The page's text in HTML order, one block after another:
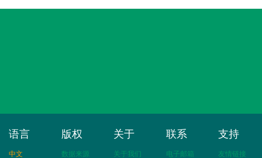
语言
中文
版权
数据来源
关于
关于我们
联系
电子邮箱
支持
友情链接